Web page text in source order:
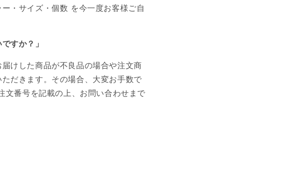
・サイズ・個数 を今一度お客様ご自
すか？」
けした商品が不良品の場合や注文商
だきます。 その場合、大変お手数で
番号を記載の上、お問い合わせまで